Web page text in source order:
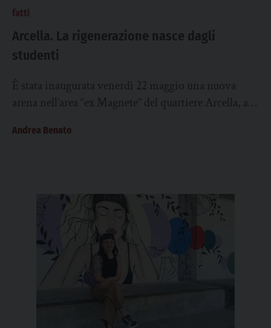
fatti
Arcella. La rigenerazione nasce dagli
studenti
È stata inaugurata venerdì 22 maggio una nuova
arena nell’area “ex Magnete” del quartiere Arcella, a
Andrea Benato